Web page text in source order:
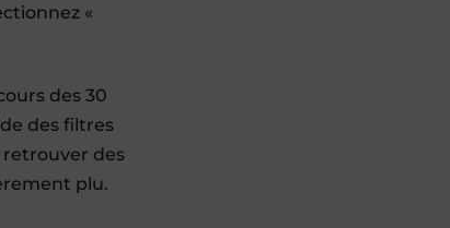
«
des 30
des filtres
des
plu.